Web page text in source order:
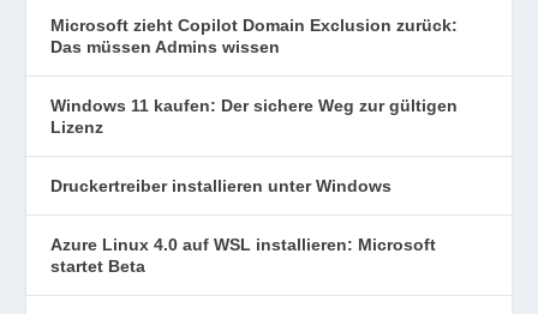
Microsoft zieht Copilot Domain Exclusion zurück:
Das müssen Admins wissen
Windows 11 kaufen: Der sichere Weg zur gültigen
Lizenz
Druckertreiber installieren unter Windows
Azure Linux 4.0 auf WSL installieren: Microsoft
startet Beta